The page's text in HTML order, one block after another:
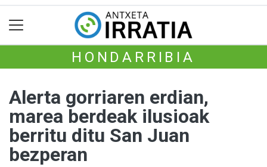
HONDARRIBIA
Alerta gorriaren erdian,
marea berdeak ilusioak
berritu ditu San Juan
bezperan